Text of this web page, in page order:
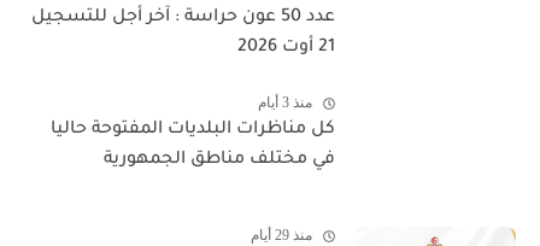
عدد 50 عون حراسة : آخر أجل للتسجيل
منذ 3 أيام
كل مناظرات البلديات المفتوحة حاليا
في مختلف مناطق الجمهورية
منذ 29 أيام